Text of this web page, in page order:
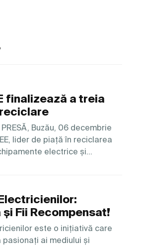
finalizează a treia
PRESĂ, Buzău, 06 decembrie
lider de piață în reciclarea
electrice și…
Fii Recompensat!
este o inițiativă care
pasionați ai mediului și